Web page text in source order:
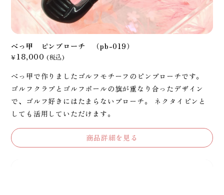
べっ甲 ピンブローチ （pb-019）
¥18,000 (税込)
べっ甲で作りましたゴルフモチーフのピンブローチです。
ゴルフクラブとゴルフポールの旗が重なり合ったデザイン
で、ゴルフ好きにはたまらないブローチ。 ネクタイピンと
しても活用していただけます。
商品詳細を見る